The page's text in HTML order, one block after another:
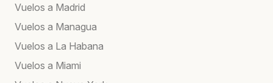
Vuelos a Madrid
Vuelos a Managua
Vuelos a La Habana
Vuelos a Miami